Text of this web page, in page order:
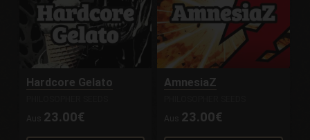
Hardcore Gelato
Aus 23.00€
AmnesiaZ
Aus 23.00€